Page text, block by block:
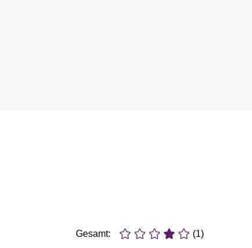
Gesamt: (1)